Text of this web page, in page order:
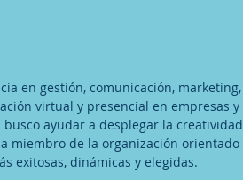
en gestión, comunicación, marketing,
virtual y presencial en empresas y
ayudar a desplegar la creatividad
miembro de la organización orientado
exitosas, dinámicas y elegidas.